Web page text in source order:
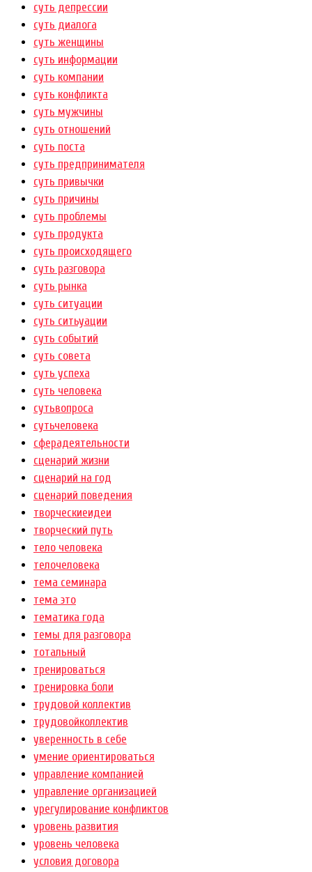
суть депрессии
суть диалога
суть женщины
суть информации
суть компании
суть конфликта
суть мужчины
суть отношений
суть поста
суть предпринимателя
суть привычки
суть причины
суть проблемы
суть продукта
суть происходящего
суть разговора
суть рынка
суть ситуации
суть ситьуации
суть событий
суть совета
суть успеха
суть человека
сутьвопроса
сутьчеловека
сферадеятельности
сценарий жизни
сценарий на год
сценарий поведения
творческиеидеи
творческий путь
тело человека
телочеловека
тема семинара
тема это
тематика года
темы для разговора
тотальный
тренироваться
тренировка боли
трудовой коллектив
трудовойколлектив
уверенность в себе
умение ориентироваться
управление компанией
управление организацией
урегулирование конфликтов
уровень развития
уровень человека
условия договора